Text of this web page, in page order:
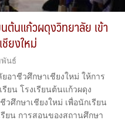
ต้นแก้วผดุงวิทยาลัย เข้า
ยงใหม่
พันธ์
อาชีวศึกษาเชียงใหม่ ให้การ
ยน โรงเรียนต้นแก้วผดุง
ศึกษาเชียงใหม่ เพื่อนักเรียน
ยน การสอนของสถานศึกษา